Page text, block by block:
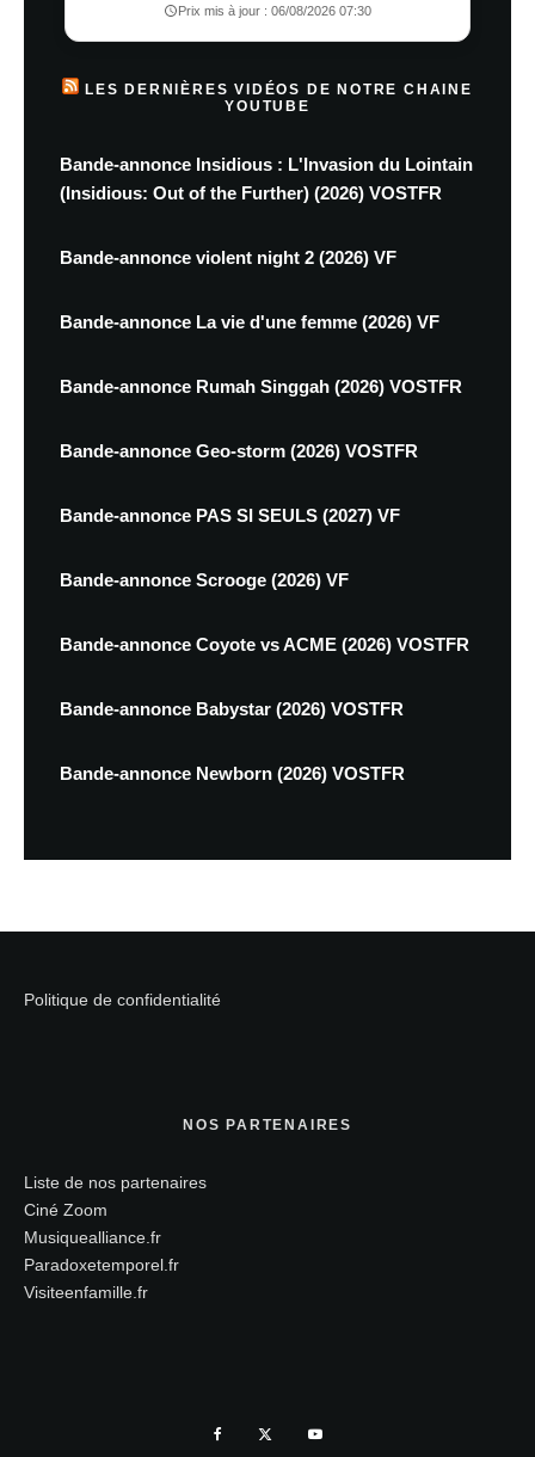
Prix mis à jour : 06/08/2026 07:30
LES DERNIÈRES VIDÉOS DE NOTRE CHAINE
YOUTUBE
Bande-annonce Insidious : L'Invasion du Lointain
(Insidious: Out of the Further) (2026) VOSTFR
Bande-annonce violent night 2 (2026) VF
Bande-annonce La vie d'une femme (2026) VF
Bande-annonce Rumah Singgah (2026) VOSTFR
Bande-annonce Geo-storm (2026) VOSTFR
Bande-annonce PAS SI SEULS (2027) VF
Bande-annonce Scrooge (2026) VF
Bande-annonce Coyote vs ACME (2026) VOSTFR
Bande-annonce Babystar (2026) VOSTFR
Bande-annonce Newborn (2026) VOSTFR
Politique de confidentialité
NOS PARTENAIRES
Liste de nos partenaires
Ciné Zoom
Musiquealliance.fr
Paradoxetemporel.fr
Visiteenfamille.fr